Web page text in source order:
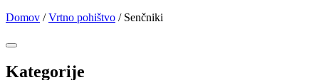
Domov /Vrtno pohištvo / Senčniki
Kategorije